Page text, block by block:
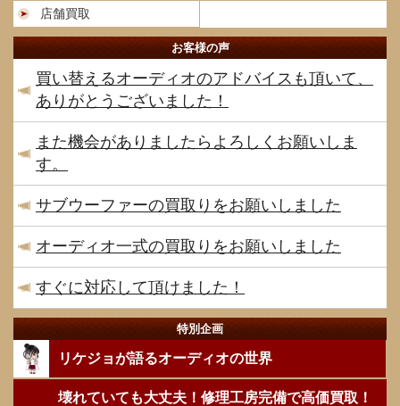
店舗買取
お客様の声
買い替えるオーディオのアドバイスも頂いて、
ありがとうございました！
また機会がありましたらよろしくお願いしま
す。
サブウーファーの買取りをお願いしました
オーディオ一式の買取りをお願いしました
すぐに対応して頂けました！
特別企画
リケジョが語るオーディオの世界
壊れていても大丈夫！修理工房完備で高価買取！